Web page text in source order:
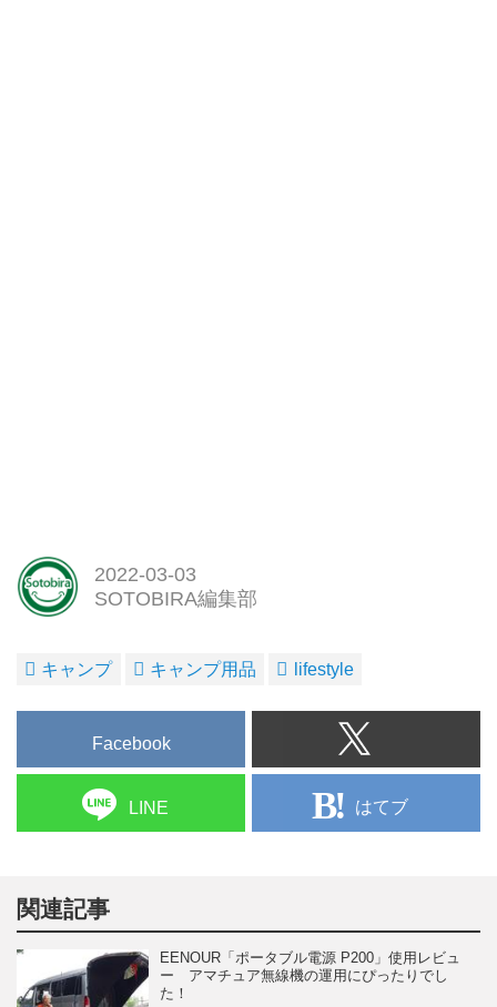
2022-03-03
SOTOBIRA編集部
キャンプ キャンプ用品 lifestyle
Facebook
LINE はてブ
関連記事
EENOUR「ポータブル電源 P200」使用レビュ
ー アマチュア無線機の運用にぴったりでし
た！